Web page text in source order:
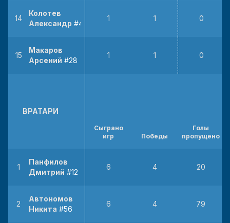
14
Колотев
Александр #44
1 1 0
15
Макаров
Арсений #28
1 1 0
ВРАТАРИ
Сыграно
игр
Победы
Голы
пропущено
1
Панфилов
Дмитрий #12
6 4 20
2
Автономов
Никита #56
6 4 79